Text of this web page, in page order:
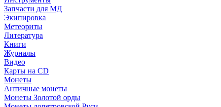
Запчасти для МД
Экипировка
Метеориты
Литература
Книги
Журналы
Видео
Карты на CD
Монеты
Античные монеты
Монеты Золотой орды